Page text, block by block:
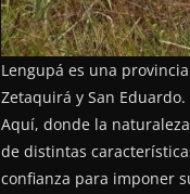
Lengupá es una
Zetaquirá y San
Aquí, donde la
de distintas
confianza para imponer